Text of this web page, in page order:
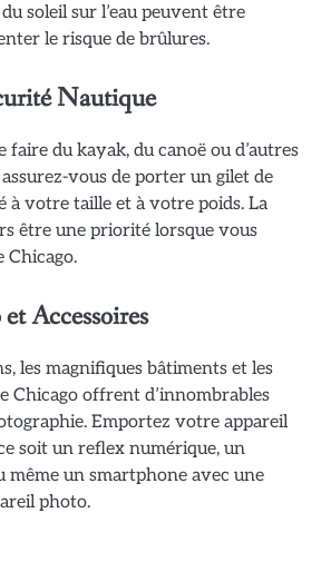
soleil sur l’eau peuvent être
le risque de brûlures.
Nautique
faire du kayak, du canoë ou d’autres
vous de porter un gilet de
à votre taille et à votre poids. La
être une priorité lorsque vous
Chicago.
Accessoires
les magnifiques bâtiments et les
Chicago offrent d’innombrables
Emportez votre appareil
soit un reflex numérique, un
même un smartphone avec une
photo.